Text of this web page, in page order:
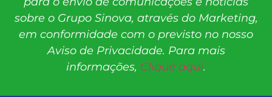
sobre o Grupo Sinova, através do Marketing,
em conformidade com o previsto no nosso
Aviso de Privacidade. Para mais
informações, Clique aqui.